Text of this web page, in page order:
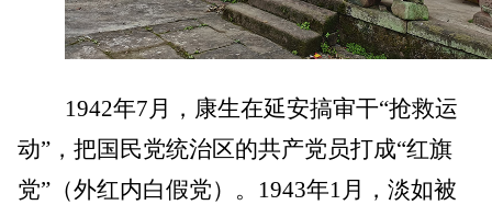
1942年7月，康生在延安搞审干“抢救运
动”，把国民党统治区的共产党员打成“红旗
党”（外红内白假党）。1943年1月，淡如被